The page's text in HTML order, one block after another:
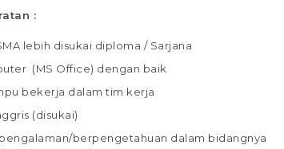
:
lebih disukai diploma / Sarjana
(MS Office) dengan baik
bekerja dalam tim kerja
(disukai)
berpengetahuan dalam bidangnya